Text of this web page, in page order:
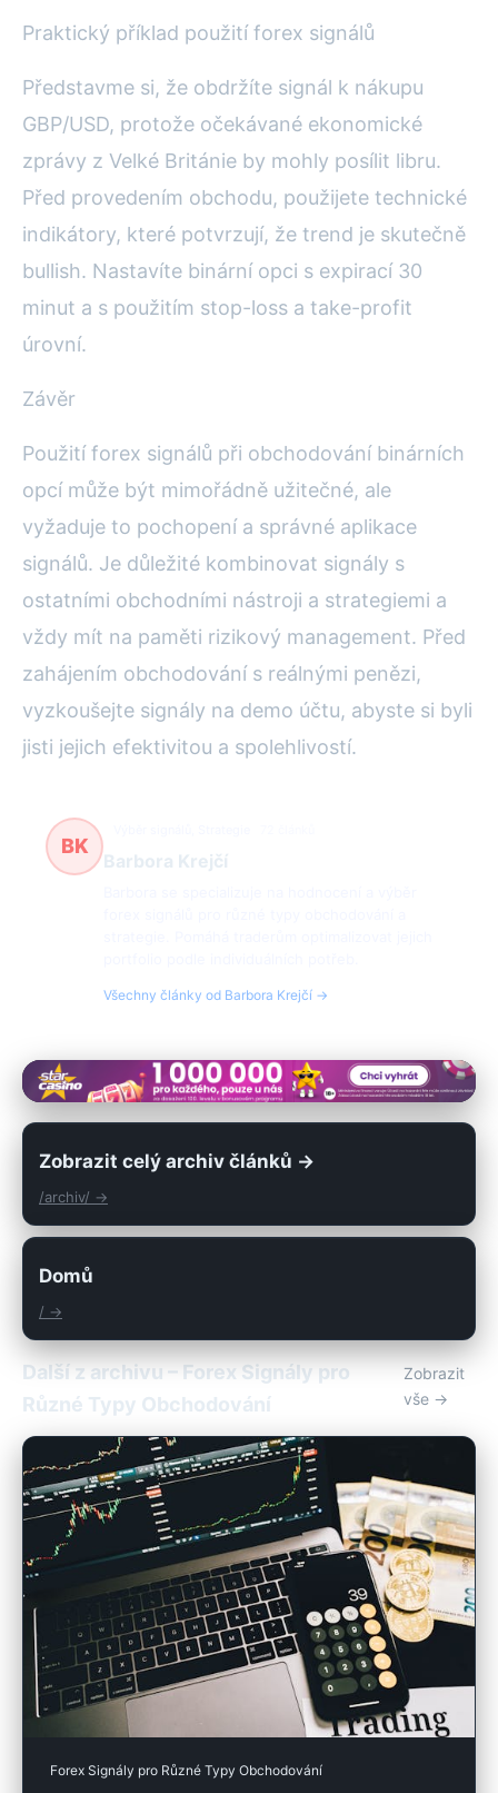
Praktický příklad použití forex signálů
Představme si, že obdržíte signál k nákupu
GBP/USD, protože očekávané ekonomické
zprávy z Velké Británie by mohly posílit libru.
Před provedením obchodu, použijete technické
indikátory, které potvrzují, že trend je skutečně
bullish. Nastavíte binární opci s expirací 30
minut a s použitím stop-loss a take-profit
úrovní.
Závěr
Použití forex signálů při obchodování binárních
opcí může být mimořádně užitečné, ale
vyžaduje to pochopení a správné aplikace
signálů. Je důležité kombinovat signály s
ostatními obchodními nástroji a strategiemi a
vždy mít na paměti rizikový management. Před
zahájením obchodování s reálnými penězi,
vyzkoušejte signály na demo účtu, abyste si byli
jisti jejich efektivitou a spolehlivostí.
BK
Barbora Krejčí
Všechny články od Barbora Krejčí →
Zobrazit celý archiv článků →
/archiv/ →
Domů
/ →
Další z archivu – Forex Signály pro
Různé Typy Obchodování
Zobrazit
vše →
Forex Signály pro Různé Typy Obchodování